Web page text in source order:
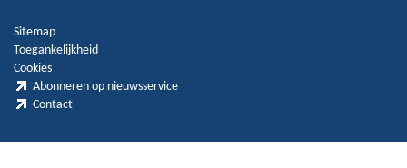
Sitemap
Toegankelijkheid
Cookies
Abonneren op nieuwsservice
Contact